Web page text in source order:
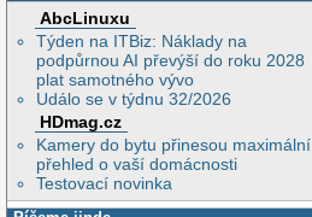
AbcLinuxu
Týden na ITBiz: Náklady na
podpůrnou AI převýší do roku 2028
plat samotného vývo
Událo se v týdnu 32/2026
HDmag.cz
Kamery do bytu přinesou maximální
přehled o vaší domácnosti
Testovací novinka